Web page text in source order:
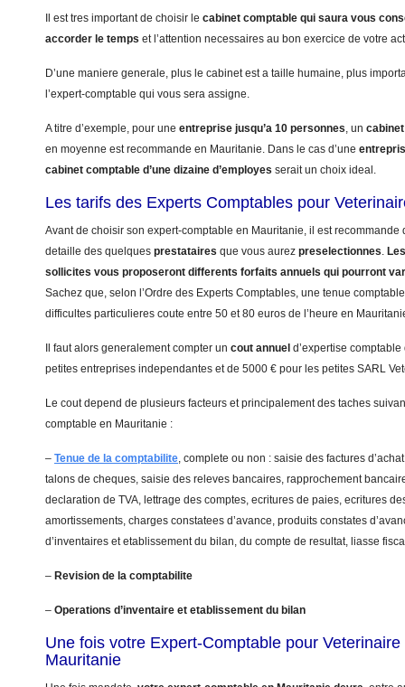
Il est tres important de choisir le cabinet comptable qui saura vous
accorder le temps et l’attention necessaires au bon exercice de votre
D’une maniere generale, plus le cabinet est a taille humaine, plus
l’expert-comptable qui vous sera assigne.
A titre d’exemple, pour une entreprise jusqu’a 10 personnes, un
en moyenne est recommande en Mauritanie. Dans le cas d’une
cabinet comptable d’une dizaine d’employes serait un choix ideal.
Les tarifs des Experts Comptables pour
Avant de choisir son expert-comptable en Mauritanie, il est recommande
detaille des quelques prestataires que vous aurez preselectionnes.
sollicites vous proposeront differents forfaits annuels qui pourront
Sachez que, selon l’Ordre des Experts Comptables, une tenue
difficultes particulieres coute entre 50 et 80 euros de l’heure en
Il faut alors generalement compter un cout annuel d’expertise
petites entreprises independantes et de 5000 € pour les petites SARL
Le cout depend de plusieurs facteurs et principalement des taches
comptable en Mauritanie :
– Tenue de la comptabilite, complete ou non : saisie des factures
talons de cheques, saisie des releves bancaires, rapprochement
declaration de TVA, lettrage des comptes, ecritures de paies, ecritures
amortissements, charges constatees d’avance, produits constates
d’inventaires et etablissement du bilan, du compte de resultat, liasse
– Revision de la comptabilite
– Operations d’inventaire et etablissement du bilan
Une fois votre Expert-Comptable pour
Mauritanie